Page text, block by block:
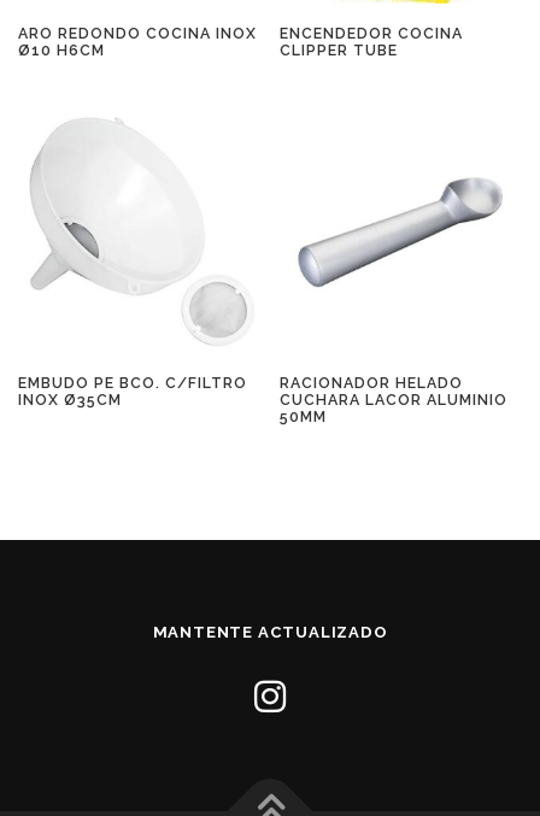
ARO REDONDO COCINA INOX
Ø10 H6CM
ENCENDEDOR COCINA
CLIPPER TUBE
EMBUDO PE BCO. C/FILTRO
INOX Ø35CM
RACIONADOR HELADO
CUCHARA LACOR ALUMINIO
50MM
MANTENTE ACTUALIZADO